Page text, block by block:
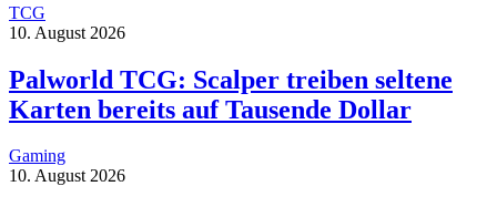
TCG
10. August 2026
Palworld TCG: Scalper treiben seltene
Karten bereits auf Tausende Dollar
Gaming
10. August 2026